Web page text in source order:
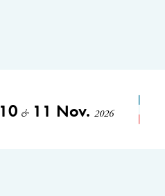
10 &11 Nov. 2026